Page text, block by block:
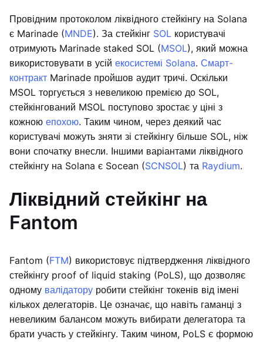
Провідним протоколом ліквідного стейкінгу на Solana
є Marinade (MNDE). За стейкінг SOL користувачі
отримують Marinade staked SOL (MSOL), який можна
використовувати в усій екосистемі Solana. Смарт-
контракт Marinade пройшов аудит тричі. Оскільки
MSOL торгується з невеликою премією до SOL,
стейкінгований MSOL поступово зростає у ціні з
кожною епохою. Таким чином, через деякий час
користувачі можуть зняти зі стейкінгу більше SOL, ніж
вони спочатку внесли. Іншими варіантами ліквідного
стейкінгу на Solana є Socean (SCNSOL) та Raydium.
Ліквідний стейкінг на
Fantom
Fantom (FTM) використовує підтвердження ліквідного
стейкінгу proof of liquid staking (PoLS), що дозволяє
одному валідатору робити стейкінг токенів від імені
кількох делегаторів. Це означає, що навіть гаманці з
невеликим балансом можуть вибирати делегатора та
брати участь у стейкінгу. Таким чином, PoLS є формою